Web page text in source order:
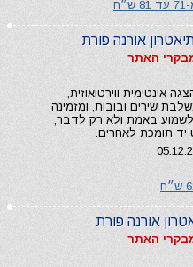
ש״ח
אורנה פורת
האתר
אינטימית ווירטואוזית,
שירים ובובות, ומזמינה
באמת ולא רק לדבר,
יד תומכת לאחרים.
אורנה פורת
האתר